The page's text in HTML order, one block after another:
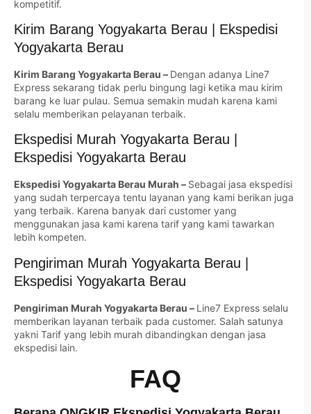
kompetitif.
Kirim Barang Yogyakarta Berau | Ekspedisi
Yogyakarta Berau
Kirim Barang Yogyakarta Berau – Dengan adanya Line7
Express sekarang tidak perlu bingung lagi ketika mau kirim
barang ke luar pulau. Semua semakin mudah karena kami
selalu memberikan pelayanan terbaik.
Ekspedisi Murah Yogyakarta Berau |
Ekspedisi Yogyakarta Berau
Ekspedisi Yogyakarta Berau Murah – Sebagai jasa ekspedisi
yang sudah terpercaya tentu layanan yang kami berikan juga
yang terbaik. Karena banyak dari customer yang
menggunakan jasa kami karena tarif yang kami tawarkan
lebih kompeten.
Pengiriman Murah Yogyakarta Berau |
Ekspedisi Yogyakarta Berau
Pengiriman Murah Yogyakarta Berau – Line7 Express selalu
memberikan layanan terbaik pada customer. Salah satunya
yakni Tarif yang lebih murah dibandingkan dengan jasa
ekspedisi lain.
FAQ